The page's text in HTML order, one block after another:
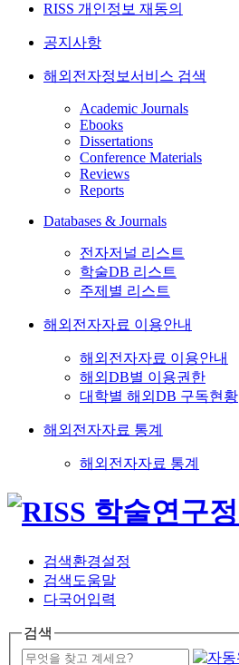
RISS 개인정보 재동의
공지사항
해외전자정보서비스 검색
Academic Journals
Ebooks
Dissertations
Conference Materials
Reviews
Reports
Databases & Journals
전자저널 리스트
학술DB 리스트
주제별 리스트
해외전자자료 이용안내
해외전자자료 이용안내
해외DB별 이용권한
대학별 해외DB 구독현황
해외전자자료 통계
해외전자자료 통계
검색환경설정
검색도움말
다국어입력
검색